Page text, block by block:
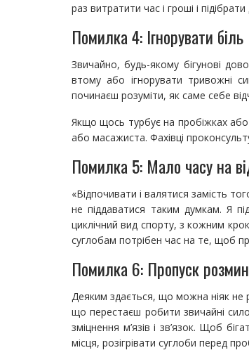
раз витратити час і гроші і
Помилка 4: Ігнорувати біль
Звичайно, будь-якому бігунові
втому або ігнорувати тривожні
починаєш розуміти, як саме себе
Якщо щось турбує на пробіжках або
або масажиста. Фахівці
Помилка 5: Мало часу на
«Відпочивати і валятися замість
не піддаватися таким думкам. Я
циклічний вид спорту, з кожним
суглобам потрібен час на те, щоб
Помилка 6: Пропуск
Деяким здається, що можна ніяк не
що перестаєш робити звичайні
зміцнення м’язів і зв’язок. Щоб
місця, розігрівати суглоби перед